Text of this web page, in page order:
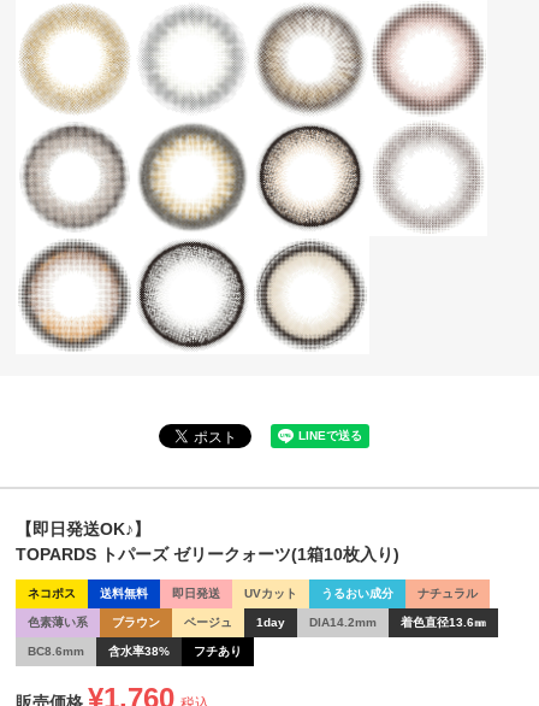
【即日発送OK♪】
TOPARDS トパーズ ゼリークォーツ(1箱10枚入り)
ネコポス 送料無料 即日発送 UVカット うるおい成分 ナチュラル
色素薄い系 ブラウン ベージュ 1day DIA14.2mm 着色直径13.6㎜
BC8.6mm 含水率38% フチあり
¥1,760